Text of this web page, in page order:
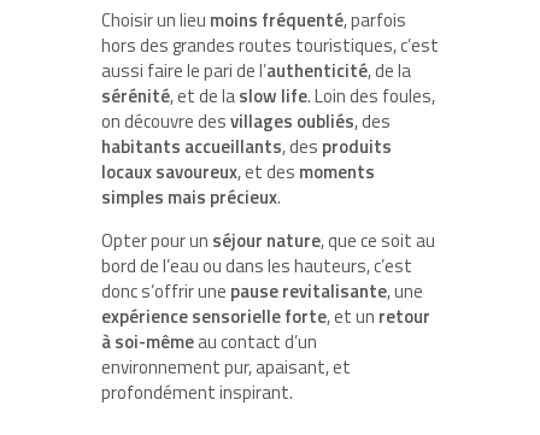
Choisir un lieu moins fréquenté, parfois
hors des grandes routes touristiques, c’est
aussi faire le pari de l’authenticité, de la
sérénité, et de laslow life. Loin des foules,
on découvre desvillages oubliés, des
habitants accueillants, des produits
locaux savoureux, et des moments
simples mais précieux.
Opter pour un séjour nature, que ce soit au
bord de l’eau ou dans les hauteurs, c’est
donc s’offrir une pause revitalisante, une
expérience sensorielle forte, et un retour
à soi-mêmeau contact d’un
environnement pur, apaisant, et
profondément inspirant.